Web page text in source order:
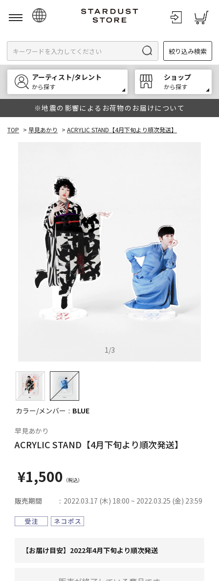
English
한국어
中文
絞り込み検索
アーティスト/タレント
から探す
ショップ
から探す
※地震の影響によるお荷物のお届けについて
TOP > 早見あかり > ACRYLIC STAND【4月下旬より順次発送】
1/3
カラー/メンバー BLUE
早見あかり
ACRYLIC STAND【4月下旬より順次発送】
¥1,500
販売期間 2022.03.17 (木) 18:00 ~ 2022.03.25 (金) 23:59
【お届け目安】2022年4月下旬より順次発送